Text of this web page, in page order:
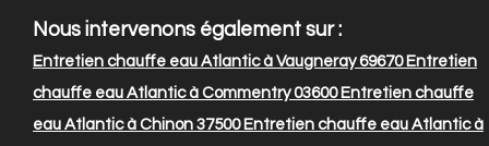
Nous intervenons également sur :
Entretien chauffe eau Atlantic à Vaugneray 69670Entretien
chauffe eau Atlantic à Commentry 03600Entretien chauffe
eau Atlantic à Chinon 37500Entretien chauffe eau Atlantic à